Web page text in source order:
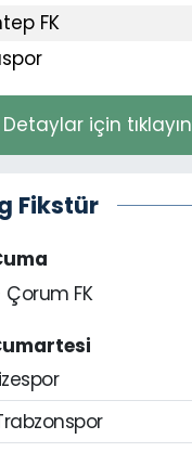
FK
Detaylar için tıklayın
Fikstür
FK